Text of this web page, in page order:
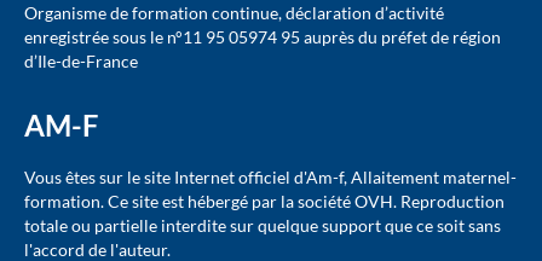
Organisme de formation continue, déclaration d’activité
enregistrée sous le n°11 95 05974 95 auprès du préfet de région
d’Ile-de-France
AM-F
Vous êtes sur le site Internet officiel d'Am-f, Allaitement maternel-
formation. Ce site est hébergé par la société OVH. Reproduction
totale ou partielle interdite sur quelque support que ce soit sans
l'accord de l'auteur.